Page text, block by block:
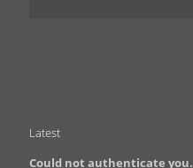
Latest
Could not authenticate you.